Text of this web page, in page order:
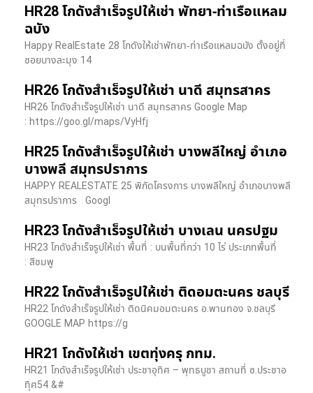
HR28 โกดังสำเร็จรูปให้เช่า พัทยา-ท่าเรือแหลม
ฉบัง
Happy RealEstate 28 โกดังให้เช่าพัทยา-ท่าเรือแหลมฉบัง ตั้งอยู่ที่
ซอยบางละมุง 14
HR26 โกดังสำเร็จรูปให้เช่า นาดี สมุทรสาคร
HR26 โกดังสำเร็จรูปให้เช่า นาดี สมุทรสาคร Google Map
: https://goo.gl/maps/VyHfj
HR25 โกดังสำเร็จรูปให้เช่า บางพลีใหญ่ อำเภอ
บางพลี สมุทรปราการ
HAPPY REALESTATE 25 พิกัดโครงการ บางพลีใหญ่ อำเภอบางพลี
สมุทรปราการ Googl
HR23 โกดังสำเร็จรูปให้เช่า บางเลน นครปฐม
HR23 โกดังสำเร็จรูปให้เช่า พื้นที่ : บนพื้นที่กว่า 10 ไร่ ประเภทพื้นที่
: สีชมพู
HR22 โกดังสำเร็จรูปให้เช่า ติดอมตะนคร ชลบุรี
HR22 โกดังสำเร็จรูปให้เช่า ติดนิคมอมตะนคร อ.พานทอง จ.ชลบุรี
GOOGLE MAP https://g
HR21 โกดังให้เช่า เขตทุ่งครุ กทม.
HR21 โกดังสำเร็จรูปให้เช่า ประชาอุทิศ – พุทธบูชา สถานที่ ซ.ประชาอ
ทุิศ54 &#